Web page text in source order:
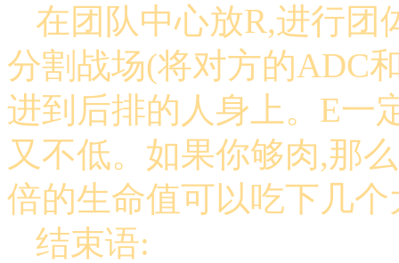
在团队中心放R,进行团
分割战场(将对方的ADC
进到后排的人身上。E一
又不低。如果你够肉,那
倍的生命值可以吃下几个
结束语: